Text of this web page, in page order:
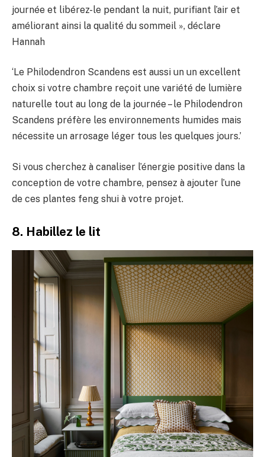
journée et libérez-le pendant la nuit, purifiant l’air et
améliorant ainsi la qualité du sommeil », déclare
Hannah
‘Le Philodendron Scandens est aussi un un excellent
choix si votre chambre reçoit une variété de lumière
naturelle tout au long de la journée – le Philodendron
Scandens préfère les environnements humides mais
nécessite un arrosage léger tous les quelques jours.’
Si vous cherchez à canaliser l’énergie positive dans la
conception de votre chambre, pensez à ajouter l’une
de ces plantes feng shui à votre projet.
8. Habillez le lit